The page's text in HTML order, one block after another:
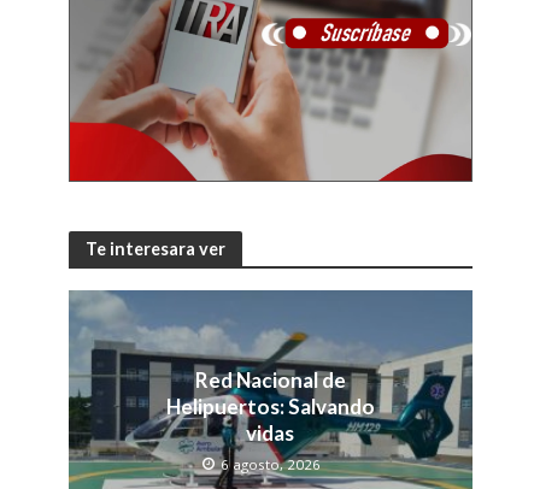
Te interesara ver
Red Nacional de
Helipuertos: Salvando
vidas
6 agosto, 2026